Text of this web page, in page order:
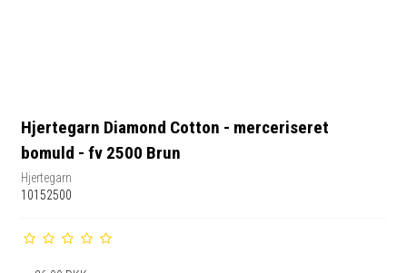
Hjertegarn Diamond Cotton - merceriseret
bomuld - fv 2500 Brun
Hjertegarn
10152500